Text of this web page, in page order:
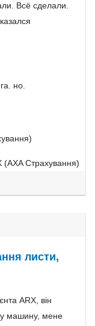
Всё сделали.
но.
листи,
ARX, він
машину, мене